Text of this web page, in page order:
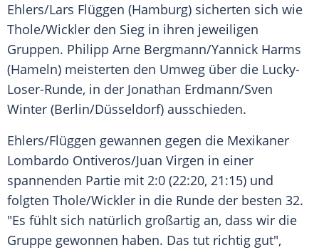
Ehlers/Lars Flüggen (Hamburg) sicherten sich wie
Thole/Wickler den Sieg in ihren jeweiligen
Gruppen. Philipp Arne Bergmann/Yannick Harms
(Hameln) meisterten den Umweg über die Lucky-
Loser-Runde, in der Jonathan Erdmann/Sven
Winter (Berlin/Düsseldorf) ausschieden.
Ehlers/Flüggen gewannen gegen die Mexikaner
Lombardo Ontiveros/Juan Virgen in einer
spannenden Partie mit 2:0 (22:20, 21:15) und
folgten Thole/Wickler in die Runde der besten 32.
"Es fühlt sich natürlich großartig an, dass wir die
Gruppe gewonnen haben. Das tut richtig gut",